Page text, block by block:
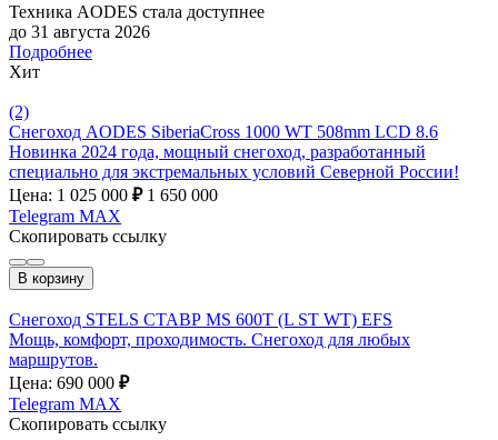
Техника AODES стала доступнее
до 31 августа 2026
Подробнее
Хит
(2)
Снегоход AODES SiberiaCross 1000 WT 508mm LCD 8.6
Новинка 2024 года, мощный снегоход, разработанный
специально для экстремальных условий Северной России!
Цена: 1 025 000 ₽ 1 650 000
Telegram MAX
Скопировать ссылку
В корзину
Снегоход STELS СТАВР MS 600T (L ST WT) EFS
Мощь, комфорт, проходимость. Снегоход для любых
маршрутов.
Цена: 690 000 ₽
Telegram MAX
Скопировать ссылку